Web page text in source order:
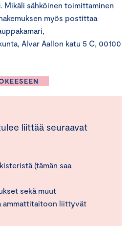
Mikäli sähköinen toimittaminen
myös postittaa
Alvar Aallon katu 5 C, 00100
liittää seuraavat
(tämän saa
sekä muut
ammattitaitoon liittyvät